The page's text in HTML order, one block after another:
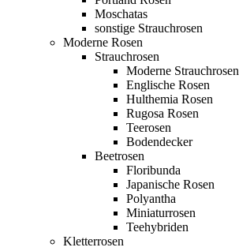
Moschatas
sonstige Strauchrosen
Moderne Rosen
Strauchrosen
Moderne Strauchrosen
Englische Rosen
Hulthemia Rosen
Rugosa Rosen
Teerosen
Bodendecker
Beetrosen
Floribunda
Japanische Rosen
Polyantha
Miniaturrosen
Teehybriden
Kletterrosen